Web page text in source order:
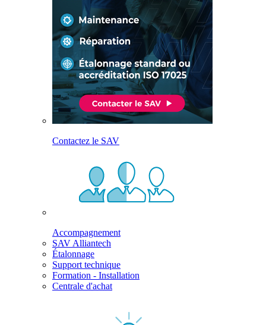
Contactez le SAV
Accompagnement
SAV Alliantech
Étalonnage
Support technique
Formation - Installation
Centrale d'achat